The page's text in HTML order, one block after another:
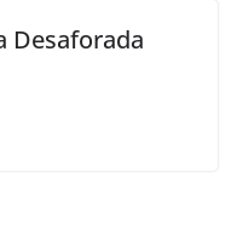
Desaforada